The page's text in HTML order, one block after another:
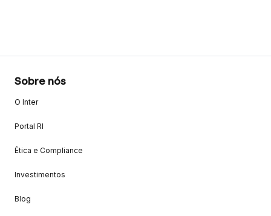
Sobre nós
O Inter
Portal RI
Ética e Compliance
Investimentos
Blog